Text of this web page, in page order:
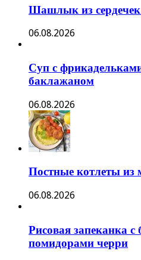
Шашлык из
06.08.2026
Суп с
баклажаном
06.08.2026
Постные котлеты из
06.08.2026
Рисовая запеканка с
помидорами черри